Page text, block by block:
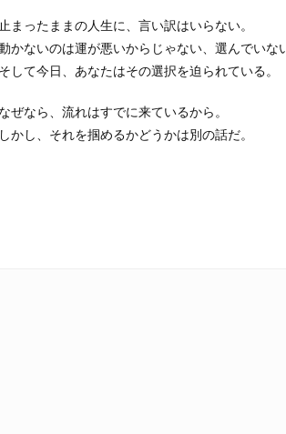
止まったままの人生に、言い訳はいらない。
かないのは運が悪いからじゃない、選んでいな
そして今日、あなたはその選択を迫られている。
なぜなら、流れはすでに来ているから。
しかし、それを掴めるかどうかは別の話だ。